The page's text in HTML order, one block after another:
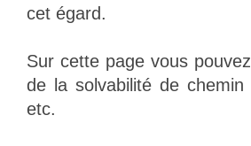
cet égard.
Sur cette page vous pouvez
de la solvabilité de chemin
etc.